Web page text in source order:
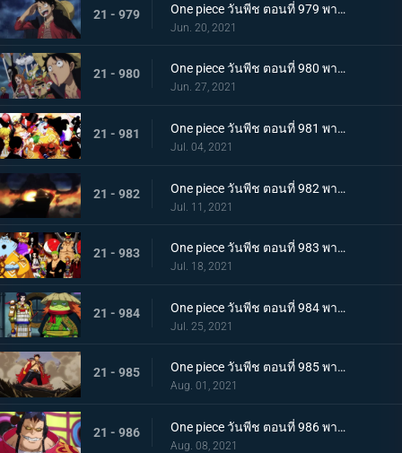
21 - 979 One piece วันพีช ตอนที่ 979 พากย์ไทย โชคดีงั้นรึ!? แผนการของคินเอม่อน
Jun. 20, 2021
21 - 980 One piece วันพีช ตอนที่ 980 พากย์ไทย สัญญาแห่งน้ำตา! โมโมโนะสุเกะถูกลักพาตัว
Jun. 27, 2021
21 - 981 One piece วันพีช ตอนที่ 981 พากย์ไทย พวกพ้องคนใหม่! ชายชาตรีแห่งท้องทะเล จินเบ!
Jul. 04, 2021
21 - 982 One piece วันพีช ตอนที่ 982 พากย์ไทย ไพ่ตายของไคโด หกล่องนภาปรากฏตัว
Jul. 11, 2021
21 - 983 One piece วันพีช ตอนที่ 983 พากย์ไทย เหล่าซามูไรเอาจริง! ขึ้นฝั่งเกาะโอนิกาชิมะ
Jul. 18, 2021
21 - 984 One piece วันพีช ตอนที่ 984 พากย์ไทย ลูฟี่อาละวาด ลอบเข้างานเลี้ยงของไคโด
Jul. 25, 2021
21 - 985 One piece วันพีช ตอนที่ 985 พากย์ไทย ความรู้สึกถึงโอทามะ หนึ่งหมัดแห่งความโกรธของลูฟี่
Aug. 01, 2021
21 - 986 One piece วันพีช ตอนที่ 986 พากย์ไทย ดนตรีต่อสู้ พลังที่จู่โจมใส่ลูฟี่
Aug. 08, 2021